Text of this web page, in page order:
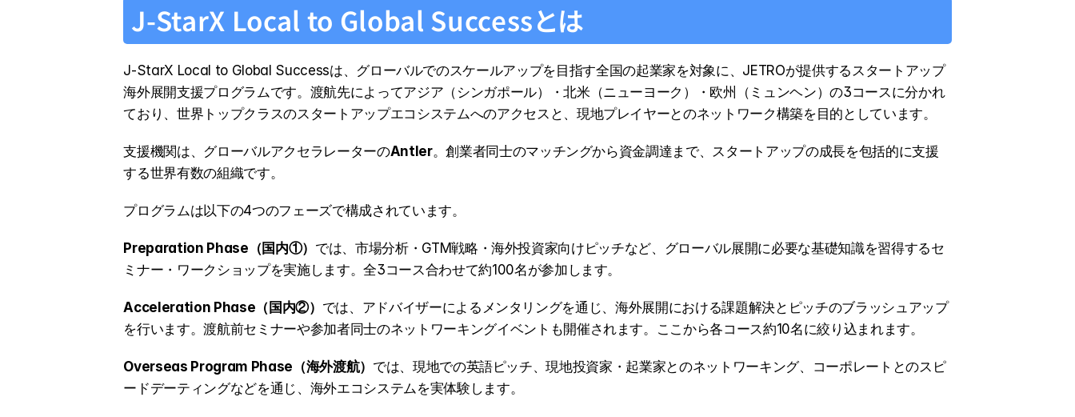
J-StarX Local to Global Successとは
J-StarX Local to Global Successは、グローバルでのスケールアップを目指す全国の起業家を対象に、JETROが提供するスタートアップ
海外展開支援プログラムです。渡航先によってアジア（シンガポール）・北米（ニューヨーク）・欧州（ミュンヘン）の3コースに分かれ
ており、世界トップクラスのスタートアップエコシステムへのアクセスと、現地プレイヤーとのネットワーク構築を目的としています。
支援機関は、グローバルアクセラレーターのAntler。創業者同士のマッチングから資金調達まで、スタートアップの成長を包括的に支援
する世界有数の組織です。
プログラムは以下の4つのフェーズで構成されています。
Preparation Phase（国内①） では、市場分析・GTM戦略・海外投資家向けピッチなど、グローバル展開に必要な基礎知識を習得するセ
ミナー・ワークショップを実施します。全3コース合わせて約100名が参加します。
Acceleration Phase（国内②） では、アドバイザーによるメンタリングを通じ、海外展開における課題解決とピッチのブラッシュアップ
を行います。渡航前セミナーや参加者同士のネットワーキングイベントも開催されます。ここから各コース約10名に絞り込まれます。
Overseas Program Phase（海外渡航） では、現地での英語ピッチ、現地投資家・起業家とのネットワーキング、コーポレートとのスピ
ードデーティングなどを通じ、海外エコシステムを実体験します。